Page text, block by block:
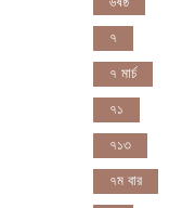
৭
৭ মার্চ
৭১
৭১৩
৭ম বার